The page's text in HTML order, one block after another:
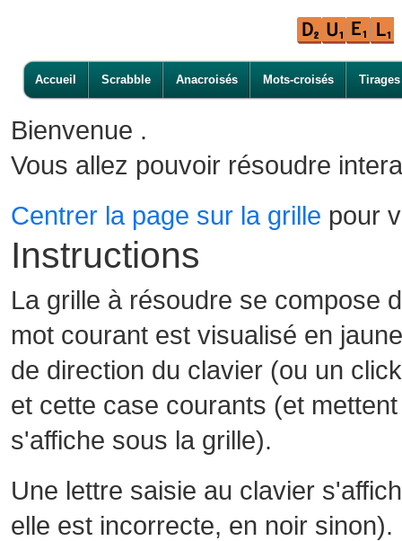
Accueil Scrabble Anacroisés Mots-croisés Tirages
Bienvenue .
Vous allez pouvoir résoudre
Centrer la page sur la grille pour
Instructions
La grille à résoudre se compose
mot courant est visualisé en
de direction du clavier (ou un
et cette case courants (et
s'affiche sous la grille).
Une lettre saisie au clavier
elle est incorrecte, en noir